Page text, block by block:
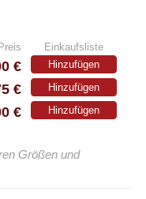
Preis Einkaufsliste
€ Hinzufügen
€ Hinzufügen
€ Hinzufügen
Größen und